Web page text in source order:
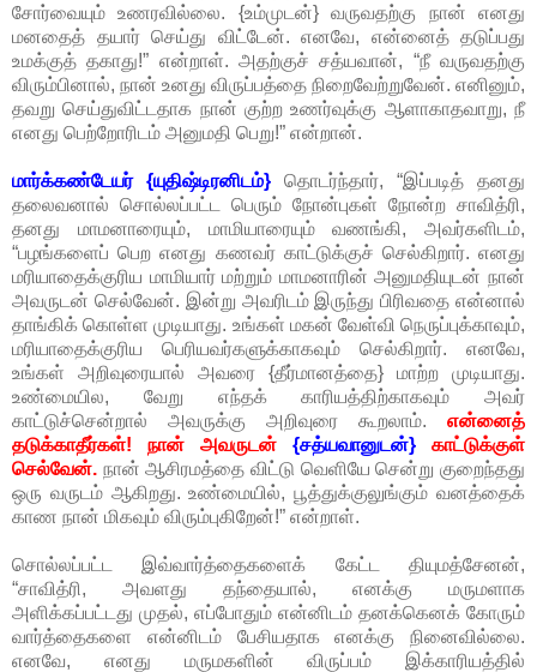
சோர்வையும் உணரவில்லை. {உம்முடன்} வருவதற்கு நான் எனது
மனதைத் தயார் செய்து விட்டேன். எனவே, என்னைத் தடுப்பது
உமக்குத் தகாது!” என்றாள். அதற்குச் சத்யவான், “நீ வருவதற்கு
விரும்பினால், நான் உனது விருப்பத்தை நிறைவேற்றுவேன். எனினும்,
தவறு செய்துவிட்டதாக நான் குற்ற உணர்வுக்கு ஆளாகாதவாறு, நீ
எனது பெற்றோரிடம் அனுமதி பெறு!” என்றான்.
மார்க்கண்டேயர் {யுதிஷ்டிரனிடம்} தொடர்ந்தார், “இப்படித் தனது
தலைவனால் சொல்லப்பட்ட பெரும் நோன்புகள் நோன்ற சாவித்ரி,
தனது மாமனாரையும், மாமியாரையும் வணங்கி, அவர்களிடம்,
“பழங்களைப் பெற எனது கணவர் காட்டுக்குச் செல்கிறார். எனது
மரியாதைக்குரிய மாமியார் மற்றும் மாமனாரின் அனுமதியுடன் நான்
அவருடன் செல்வேன். இன்று அவரிடம் இருந்து பிரிவதை என்னால்
தாங்கிக் கொள்ள முடியாது. உங்கள் மகன் வேள்வி நெருப்புக்காவும்,
மரியாதைக்குரிய பெரியவர்களுக்காகவும் செல்கிறார். எனவே,
உங்கள் அறிவுரையால் அவரை {தீர்மானத்தை} மாற்ற முடியாது.
உண்மையில, வேறு எந்தக் காரியத்திற்காகவும் அவர்
காட்டுச்சென்றால் அவருக்கு அறிவுரை கூறலாம். என்னைத்
தடுக்காதீர்கள்! நான் அவருடன் {சத்யவானுடன்} காட்டுக்குள்
செல்வேன். நான் ஆசிரமத்தை விட்டு வெளியே சென்று குறைந்தது
ஒரு வருடம் ஆகிறது. உண்மையில், பூத்துக்குலுங்கும் வனத்தைக்
காண நான் மிகவும் விரும்புகிறேன்!” என்றாள்.
சொல்லப்பட்ட இவ்வார்த்தைகளைக் கேட்ட தியுமத்சேனன்,
“சாவித்ரி, அவளது தந்தையால், எனக்கு மருமளாக
அளிக்கப்பட்டது முதல், எப்போதும் என்னிடம் தனக்கெனக் கோரும்
வார்த்தைகளை என்னிடம் பேசியதாக எனக்கு நினைவில்லை.
எனவே, எனது மருமகளின் விருப்பம் இக்காரியத்தில்